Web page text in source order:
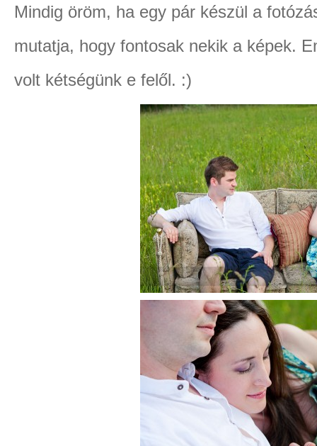
Mindig öröm, ha egy pár készül a
mutatja, hogy fontosak nekik a képek.
volt kétségünk e felől. :)